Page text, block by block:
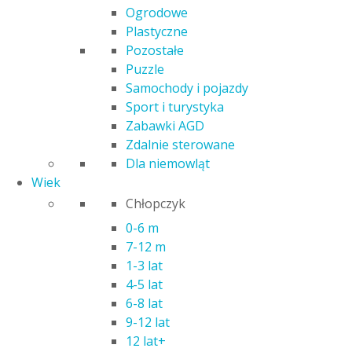
Ogrodowe
Plastyczne
Pozostałe
Puzzle
Samochody i pojazdy
Sport i turystyka
Zabawki AGD
Zdalnie sterowane
Dla niemowląt
Wiek
Chłopczyk
0-6 m
7-12 m
1-3 lat
4-5 lat
6-8 lat
9-12 lat
12 lat+
Poprzednia najniższa cena:13,00
Kod produktu: 37970
Czas realizacji zamówienia: 24h
Kategoria:
Puzzle
Informacje dodatkowe
TREFL PUZZLE 30 EL. PSI PATROL BOHATEROWIE MIASTA
Bohaterowie miastato puzzle składające się z 30
obrazek o wymiarach 27 x 20 cm. Precyzyjnie wykonane i
łatwe i przyjemne, a sam obrazek po sklejeniu specjalnym
puzzli, to twórcza i rozwijająca aktywność dla dziecka i całej